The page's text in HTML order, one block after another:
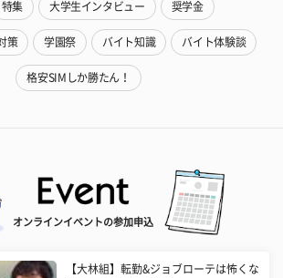
特集 大学生インタビュー 奨学金
策 学園祭 バイト知識 バイト体験談
格安SIMしか勝たん！
オンラインイベントの参加申込
【大林組】転勤&ジョブローテは怖くな